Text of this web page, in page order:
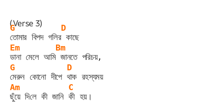
(Verse 3)
G
তোমার বিপদ গলির
D
কাছে
Em
ডানা মেলে আমি
Bm
জানতে পরিচয়,
G
মেরুন কোনো দীপে
D
থাক রহস্যময়
Am
ছুঁয়ে দি‎লে কী জানি
C
কী হয়।